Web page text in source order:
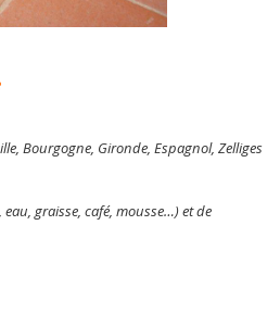
Bourgogne, Gironde, Espagnol, Zelliges
graisse, café, mousse…) et de